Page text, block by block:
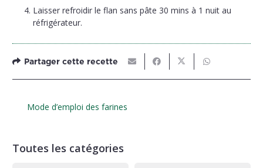
Laisser refroidir le flan sans pâte 30 mins à 1 nuit au
réfrigérateur.
Partager cette recette
Mode d’emploi des farines
Toutes les catégories